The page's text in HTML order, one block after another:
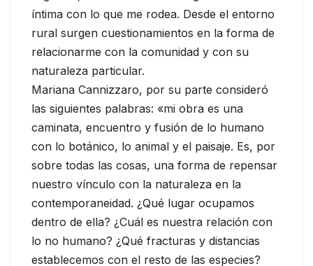
íntima con lo que me rodea. Desde el entorno
rural surgen cuestionamientos en la forma de
relacionarme con la comunidad y con su
naturaleza particular.
Mariana Cannizzaro, por su parte consideró
las siguientes palabras: «mi obra es una
caminata, encuentro y fusión de lo humano
con lo botánico, lo animal y el paisaje. Es, por
sobre todas las cosas, una forma de repensar
nuestro vínculo con la naturaleza en la
contemporaneidad. ¿Qué lugar ocupamos
dentro de ella? ¿Cuál es nuestra relación con
lo no humano? ¿Qué fracturas y distancias
establecemos con el resto de las especies?